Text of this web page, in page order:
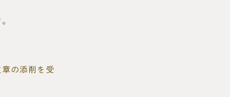
の添削を受